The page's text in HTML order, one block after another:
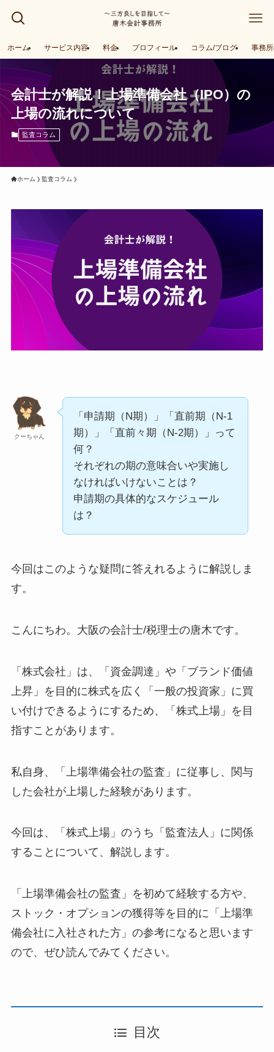
ホーム サービス内容 料金 プロフィール コラム/ブログ 事務
会計士が解説！上場準備会社（IPO）の
上場の流れについて
監査コラム
ホーム 監査コラム
クーちゃん
「申請期（N期）」「直前期（N-1
期）」「直前々期（N-2期）」って
何？
それぞれの期の意味合いや実施し
なければいけないことは？
申請期の具体的なスケジュール
は？
今回はこのような疑問に答えれるように解説しま
す。
こんにちわ。大阪の会計士/税理士の唐木です。
「株式会社」は、「資金調達」や「ブランド価値
上昇」を目的に株式を広く「一般の投資家」に買
い付けできるようにするため、「株式上場」を目
指すことがあります。
私自身、「上場準備会社の監査」に従事し、関与
した会社が上場した経験があります。
今回は、「株式上場」のうち「監査法人」に関係
することについて、解説します。
「上場準備会社の監査」を初めて経験する方や、
ストック・オプションの獲得等を目的に「上場準
備会社に入社された方」の参考になると思います
ので、ぜひ読んでみてください。
目次